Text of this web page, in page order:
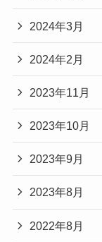
2024年3月
2024年2月
2023年11月
2023年10月
2023年9月
2023年8月
2022年8月